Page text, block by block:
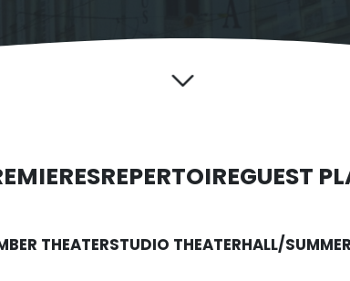
REPERTOIREGUEST
THEATERSTUDIO THEATERHALL/